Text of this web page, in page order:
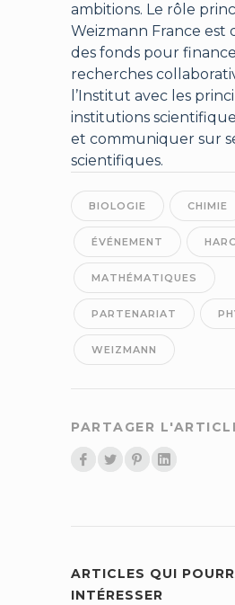
ambitions. Le rôle
Weizmann France est
des fonds pour
recherches
l’Institut avec les
institutions
et communiquer sur
scientifiques.
BIOLOGIE CHIMIE
ÉVÉNEMENT
MATHÉMATIQUES
PARTENARIAT
WEIZMANN
PARTAGER
ARTICLES QUI
INTÉRESSER